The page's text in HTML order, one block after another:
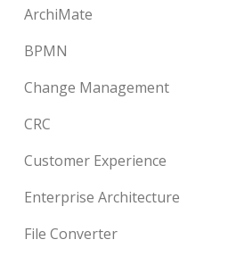
ArchiMate
BPMN
Change Management
CRC
Customer Experience
Enterprise Architecture
File Converter